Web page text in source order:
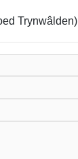
Trynwâlden)